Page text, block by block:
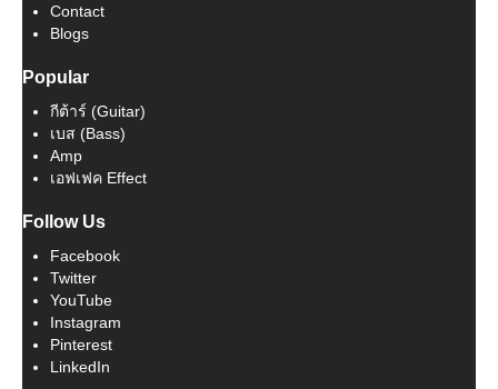
Contact
Blogs
Popular
กีต้าร์ (Guitar)
เบส (Bass)
Amp
เอฟเฟค Effect
Follow Us
Facebook
Twitter
YouTube
Instagram
Pinterest
LinkedIn